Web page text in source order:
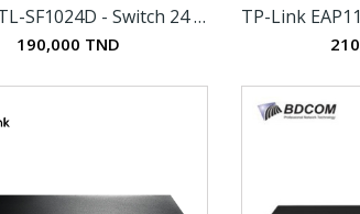
TP-Link TL-SF1024D - Switch 24 ports 10/100 Mbps
190,000 TND